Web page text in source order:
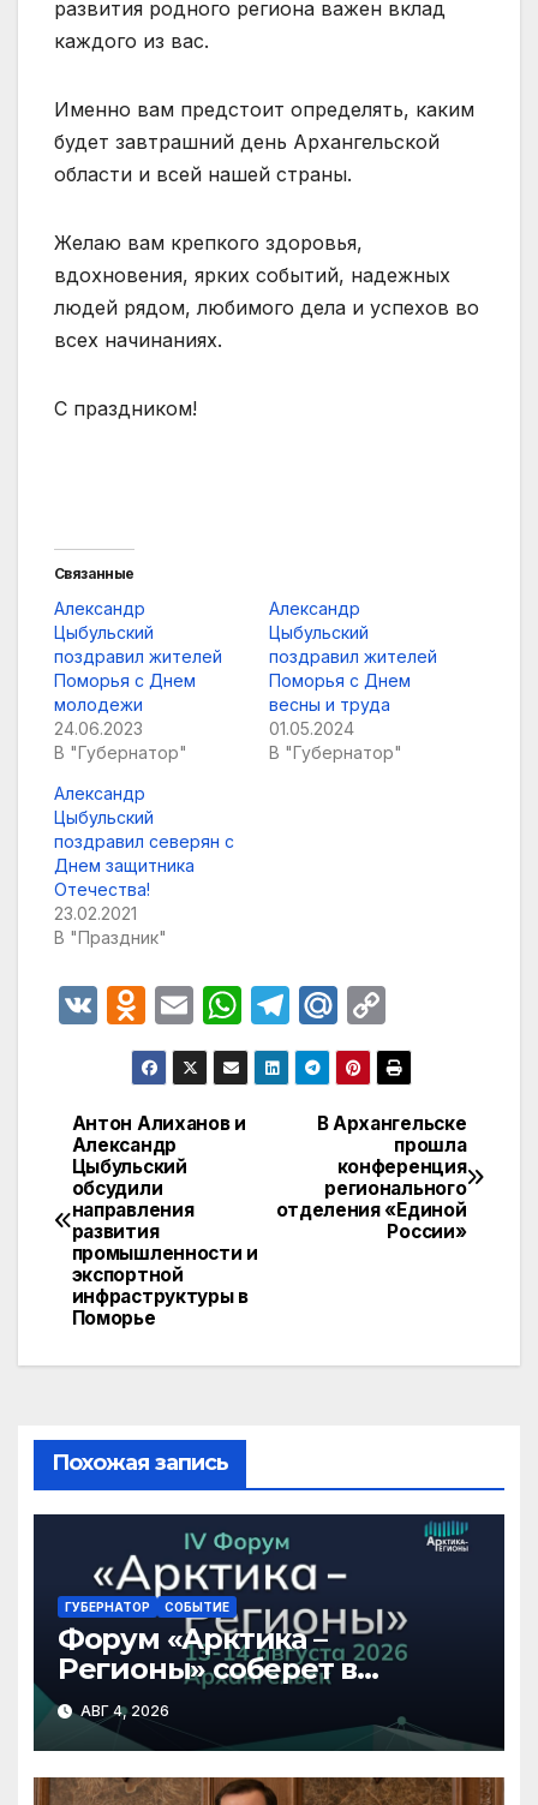
развития родного региона важен вклад
каждого из вас.
Именно вам предстоит определять, каким
будет завтрашний день Архангельской
области и всей нашей страны.
Желаю вам крепкого здоровья,
вдохновения, ярких событий, надежных
людей рядом, любимого дела и успехов во
всех начинаниях.
С праздником!
Связанные
Александр
Цыбульский
поздравил жителей
Поморья с Днем
молодежи
24.06.2023
В "Губернатор"
Александр
Цыбульский
поздравил жителей
Поморья с Днем
весны и труда
01.05.2024
В "Губернатор"
Александр
Цыбульский
поздравил северян с
Днем защитника
Отечества!
23.02.2021
В "Праздник"
V
O
d
n
o
kl
a
s
s
ni
E
m
ail
W
h
at
s
T
el
e
gr
m
M
ail
.R
u
o
p
y
Li
n
k
Навигация
по
записям
В Архангельске
прошла
конференция
регионального
отделения «Единой
России»
Антон Алиханов и
Александр
Цыбульский
обсудили
направления
развития
промышленности и
экспортной
инфраструктуры в
Поморье
Похожая запись
ГУБЕРНАТОР СОБЫТИЕ
Форум «Арктика –
Регионы» соберет в
Архангельске участников
из 45 регионов
АВГ 4, 2026